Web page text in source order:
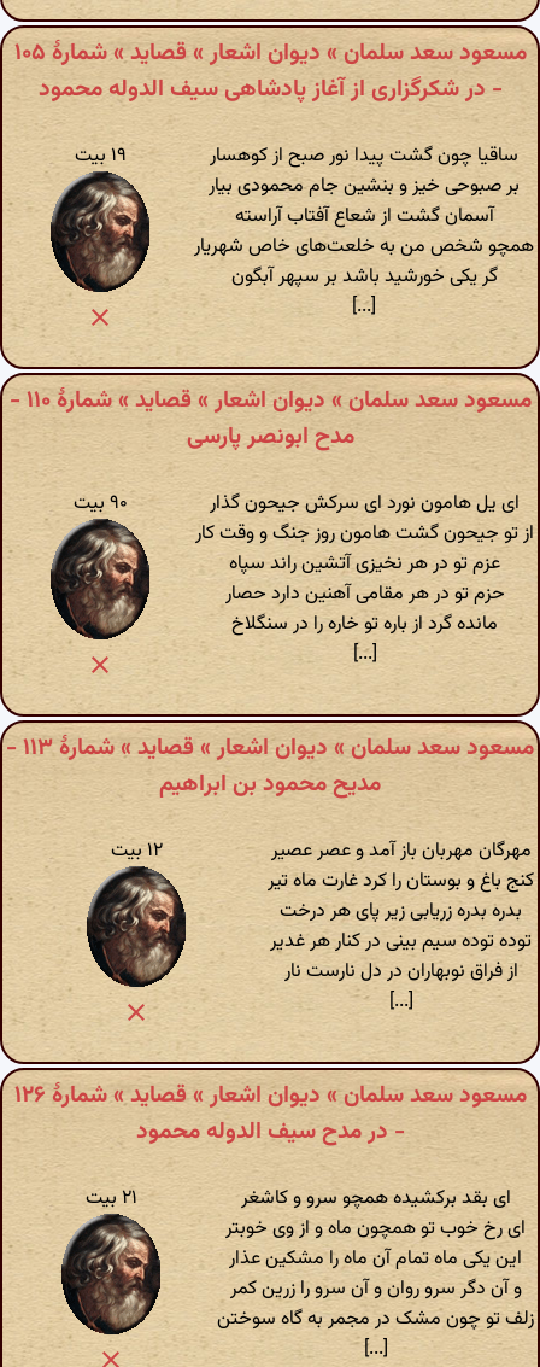
مسعود سعد سلمان » دیوان اشعار » قصاید » شمارهٔ ۱۰۵
- در شکرگزاری از آغاز پادشاهی سیف الدوله محمود
ساقیا چون گشت پیدا نور صبح از کوهسار
بر صبوحی خیز و بنشین جام محمودی بیار
آسمان گشت از شعاع آفتاب آراسته
همچو شخص من به خلعت‌های خاص شهریار
گر یکی خورشید باشد بر سپهر آبگون
[...]
۱۹ بیت
مسعود سعد سلمان » دیوان اشعار » قصاید » شمارهٔ ۱۱۰ -
مدح ابونصر پارسی
ای یل هامون نورد ای سرکش جیحون گذار
از تو جیحون گشت هامون روز جنگ و وقت کار
عزم تو در هر نخیزی آتشین راند سپاه
حزم تو در هر مقامی آهنین دارد حصار
مانده گرد از باره تو خاره را در سنگلاخ
[...]
۹۰ بیت
مسعود سعد سلمان » دیوان اشعار » قصاید » شمارهٔ ۱۱۳ -
مدیح محمود بن ابراهیم
مهرگان مهربان باز آمد و عصر عصیر
کنج باغ و بوستان را کرد غارت ماه تیر
بدره بدره زریابی زیر پای هر درخت
توده توده سیم بینی در کنار هر غدیر
از فراق نوبهاران در دل نارست نار
[...]
۱۲ بیت
مسعود سعد سلمان » دیوان اشعار » قصاید » شمارهٔ ۱۲۶
- در مدح سیف الدوله محمود
ای بقد برکشیده همچو سرو و کاشغر
ای رخ خوب تو همچون ماه و از وی خوبتر
این یکی ماه تمام آن ماه را مشکین عذار
و آن دگر سرو روان و آن سرو را زرین کمر
زلف تو چون مشک در مجمر به گاه سوختن
[...]
۲۱ بیت